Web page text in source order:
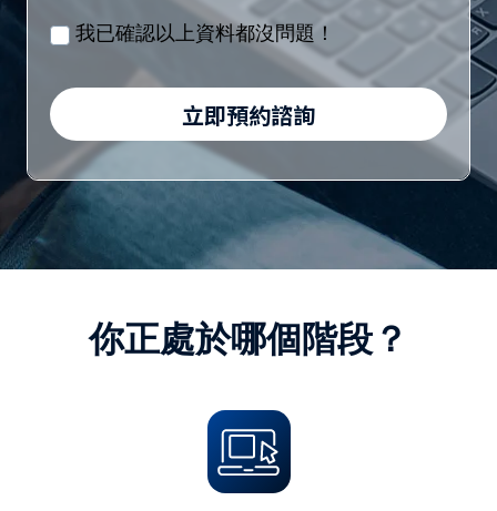
/
分
字
月 我已確認以上資料都沒問題！
立即預約諮詢
你正處於哪個階段？